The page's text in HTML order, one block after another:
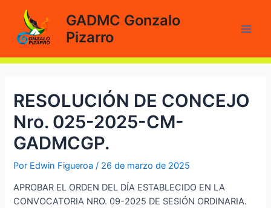
contenido
GADMC Gonzalo
Pizarro
RESOLUCIÓN DE CONCEJO
Nro. 025-2025-CM-
GADMCGP.
Por Edwin Figueroa/ 26 de marzo de 2025
APROBAR EL ORDEN DEL DÍA ESTABLECIDO EN LA
CONVOCATORIA NRO. 09-2025 DE SESIÓN ORDINARIA.